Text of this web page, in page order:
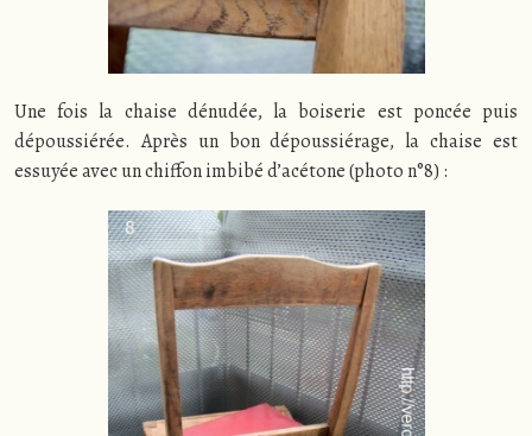
Une fois la chaise dénudée, la boiserie est poncée puis
dépoussiérée. Après un bon dépoussiérage, la chaise est
essuyée avec un chiffon imbibé d’acétone (photo n°8) :